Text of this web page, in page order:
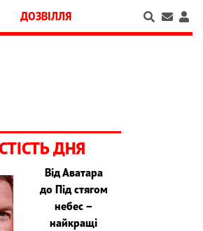
ДОЗВІЛЛЯ
ДНЯ
Від Аватара
до Під стягом
небес –
найкращі